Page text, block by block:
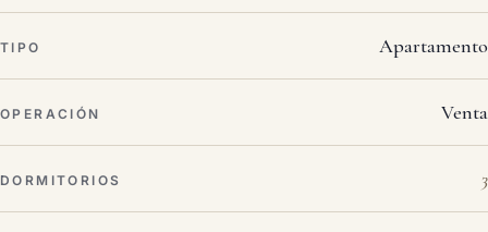
TIPO Apartamento
OPERACIÓN Venta
DORMITORIOS 3